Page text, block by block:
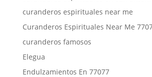
curanderos espirituales near me
Curanderos Espirituales Near Me
curanderos famosos
Elegua
Endulzamientos En 77077